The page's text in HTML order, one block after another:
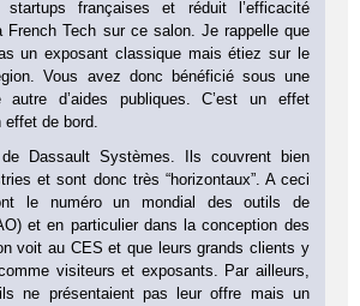
startups françaises et réduit l’efficacité
French Tech sur ce salon. Je rappelle que
un exposant classique mais étiez sur le
Vous avez donc bénéficié sous une
d’aides publiques. C’est un effet
effet de bord.
Dassault Systèmes. Ils couvrent bien
et sont donc très “horizontaux”. A ceci
le numéro un mondial des outils de
et en particulier dans la conception des
voit au CES et que leurs grands clients y
visiteurs et exposants. Par ailleurs,
ne présentaient pas leur offre mais un